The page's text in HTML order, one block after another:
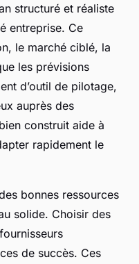
structuré et réaliste
entreprise. Ce
le marché ciblé, la
les prévisions
d’outil de pilotage,
auprès des
construit aide à
rapidement le
bonnes ressources
solide. Choisir des
de succès. Ces